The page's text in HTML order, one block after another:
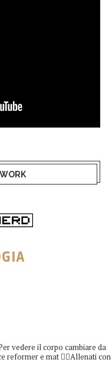
vedere il corpo cambiare da
reformer e mat 👇🏻Allenati con